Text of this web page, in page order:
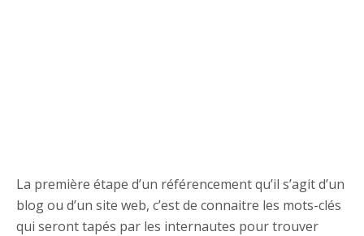
La première étape d’un référencement qu’il s’agit d’un
blog ou d’un site web, c’est de connaitre les mots-clés
qui seront tapés par les internautes pour trouver